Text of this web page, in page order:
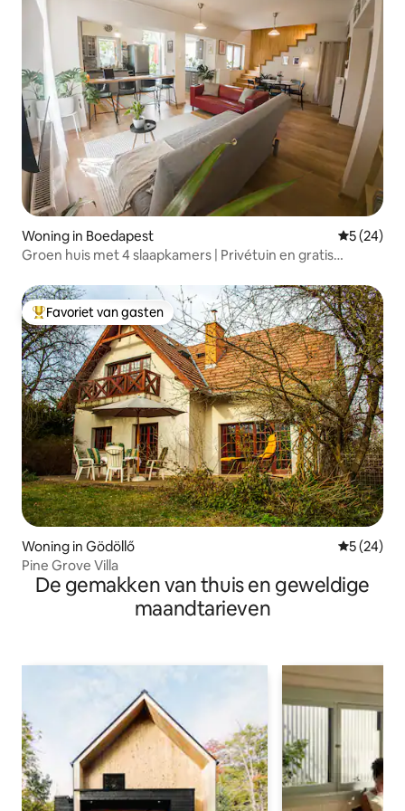
Woning in Boedapest
5 (24)
Groen huis met 4 slaapkamers | Privétuin en gratis
Topfavoriet van gasten
Favoriet van gasten
Woning in Gödöllő
5 (24)
Pine Grove Villa
De gemakken van thuis en geweldige
maandtarieven